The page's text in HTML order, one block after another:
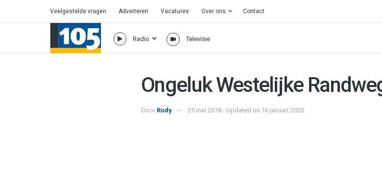
Veelgestelde vragen Adverteren Vacatures Over ons Contact
Radio Televisie
Ongeluk Westelijke
Door Rody 25 mei 2018 - Updated on 16 januari 2020